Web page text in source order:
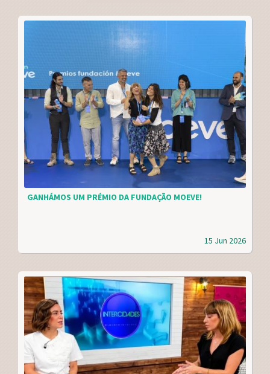
15 Jun 2026
GANHÁMOS UM PRÉMIO DA FUNDAÇÃO MOEVE!